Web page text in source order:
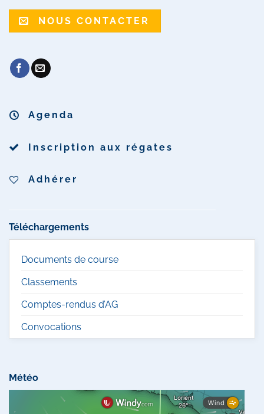
NOUS CONTACTER
Agenda
Inscription aux régates
Adhérer
Téléchargements
Documents de course
Classements
Comptes-rendus d’AG
Convocations
Météo